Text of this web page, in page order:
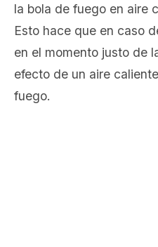
la bola de fuego en aire
Esto hace que en caso
en el momento justo de
efecto de un aire
fuego.